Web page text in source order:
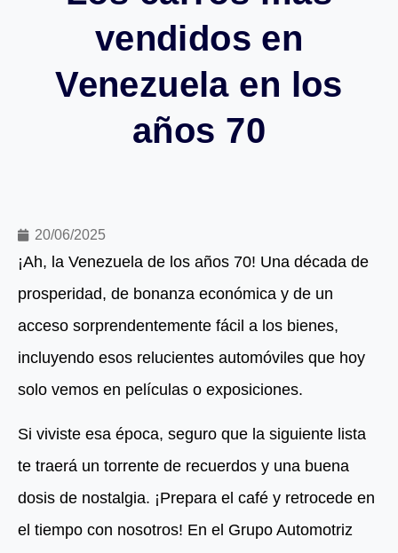
vendidos en
Venezuela en los
años 70
20/06/2025
¡Ah, la Venezuela de los años 70! Una década de
prosperidad, de bonanza económica y de un
acceso sorprendentemente fácil a los bienes,
incluyendo esos relucientes automóviles que hoy
solo vemos en películas o exposiciones.
Si viviste esa época, seguro que la siguiente lista
te traerá un torrente de recuerdos y una buena
dosis de nostalgia. ¡Prepara el café y retrocede en
el tiempo con nosotros! En el Grupo Automotriz